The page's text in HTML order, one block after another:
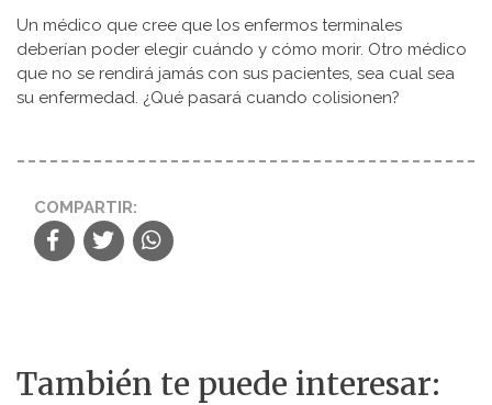
Un médico que cree que los enfermos terminales
deberían poder elegir cuándo y cómo morir. Otro médico
que no se rendirá jamás con sus pacientes, sea cual sea
su enfermedad. ¿Qué pasará cuando colisionen?
COMPARTIR:
También te puede interesar: